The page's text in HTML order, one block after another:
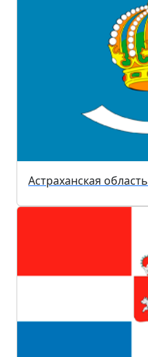
Астраханская область